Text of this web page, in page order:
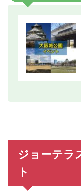
ジョーテラ
ト